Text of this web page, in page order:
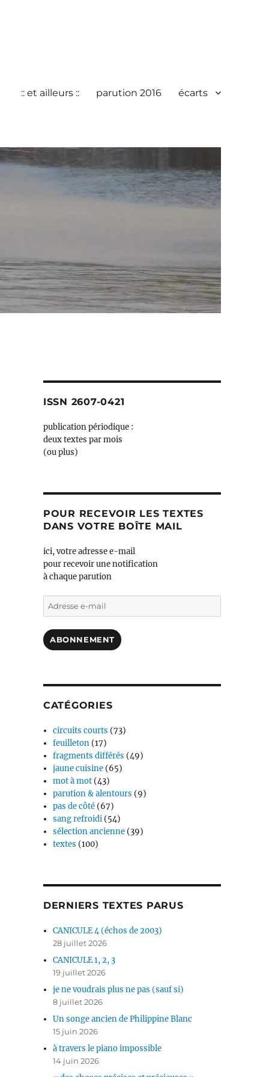
:: et ailleurs :: parution 2016 écarts
ISSN 2607-0421
publication périodique :
deux textes par mois
(ou plus)
POUR RECEVOIR LES TEXTES
DANS VOTRE BOÎTE MAIL
ici, votre adresse e-mail
pour recevoir une notification
à chaque parution
Adresse
e-
ABONNEMENT
CATÉGORIES
circuits courts (73)
feuilleton (17)
fragments différés (49)
jaune cuisine (65)
mot à mot (43)
parution & alentours (9)
pas de côté (67)
sang refroidi (54)
sélection ancienne (39)
textes (100)
DERNIERS TEXTES PARUS
CANICULE 4 (échos de 2003)
28 juillet 2026
CANICULE 1, 2, 3
19 juillet 2026
je ne voudrais plus ne pas (sauf si)
8 juillet 2026
Un songe ancien de Philippine Blanc
15 juin 2026
à travers le piano impossible
14 juin 2026